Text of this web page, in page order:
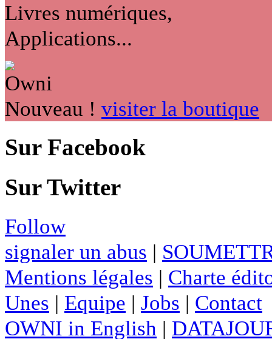
Livres numériques,
Applications...
Nouveau ! visiter la boutique
Sur Facebook
Sur Twitter
Follow
signaler un abus |
Mentions légales | Charte
Unes | Equipe | Jobs | Contact
OWNI in English |